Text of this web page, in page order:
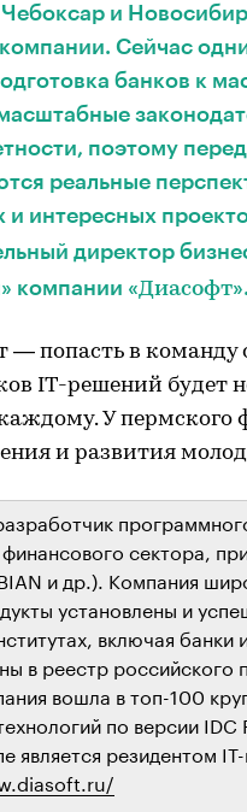
и
Сейчас
банков к
поэтому
реальные
и интересных
директор
компании «Диасофт».
попасть в команду
IT-решений будет
У
и развития
сектора,
и др.). Компания
установлены и
включая банки
в реестр российского
вошла в топ-100
по версии
является резидентом